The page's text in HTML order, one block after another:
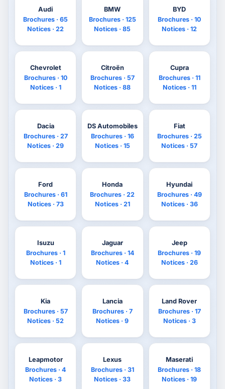
Audi
Brochures · 65
Notices · 22
BMW
Brochures · 125
Notices · 85
BYD
Brochures · 10
Notices · 12
Chevrolet
Brochures · 10
Notices · 1
Citroën
Brochures · 57
Notices · 88
Cupra
Brochures · 11
Notices · 11
Dacia
Brochures · 27
Notices · 29
DS Automobiles
Brochures · 16
Notices · 15
Fiat
Brochures · 25
Notices · 57
Ford
Brochures · 61
Notices · 73
Honda
Brochures · 22
Notices · 21
Hyundai
Brochures · 49
Notices · 36
Isuzu
Brochures · 1
Notices · 1
Jaguar
Brochures · 14
Notices · 4
Jeep
Brochures · 19
Notices · 26
Kia
Brochures · 57
Notices · 52
Lancia
Brochures · 7
Notices · 9
Land Rover
Brochures · 17
Notices · 3
Leapmotor
Brochures · 4
Notices · 3
Lexus
Brochures · 31
Notices · 33
Maserati
Brochures · 18
Notices · 19